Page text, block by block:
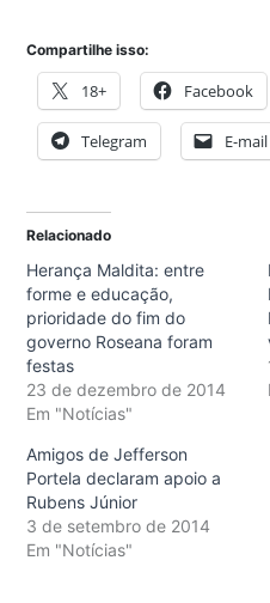
Compartilhe isso:
18+ Facebook
Telegram E-mail
Relacionado
Herança Maldita: entre
forme e educação,
prioridade do fim do
governo Roseana foram
festas
23 de dezembro de 2014
Em "Notícias"
Amigos de Jefferson
Portela declaram apoio a
Rubens Júnior
3 de setembro de 2014
Em "Notícias"